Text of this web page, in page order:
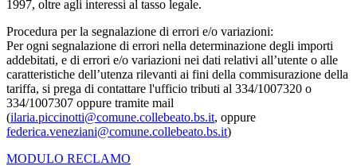
1997, oltre agli interessi al tasso legale.
Procedura per la segnalazione di errori e/o variazioni:
Per ogni segnalazione di errori nella determinazione degli importi
addebitati, e di errori e/o variazioni nei dati relativi all’utente o alle
caratteristiche dell’utenza rilevanti ai fini della commisurazione della
tariffa, si prega di contattare l'ufficio tributi al 334/1007320 o
334/1007307 oppure tramite mail
(ilaria.piccinotti@comune.collebeato.bs.it, oppure
federica.veneziani@comune.collebeato.bs.it)
MODULO RECLAMO